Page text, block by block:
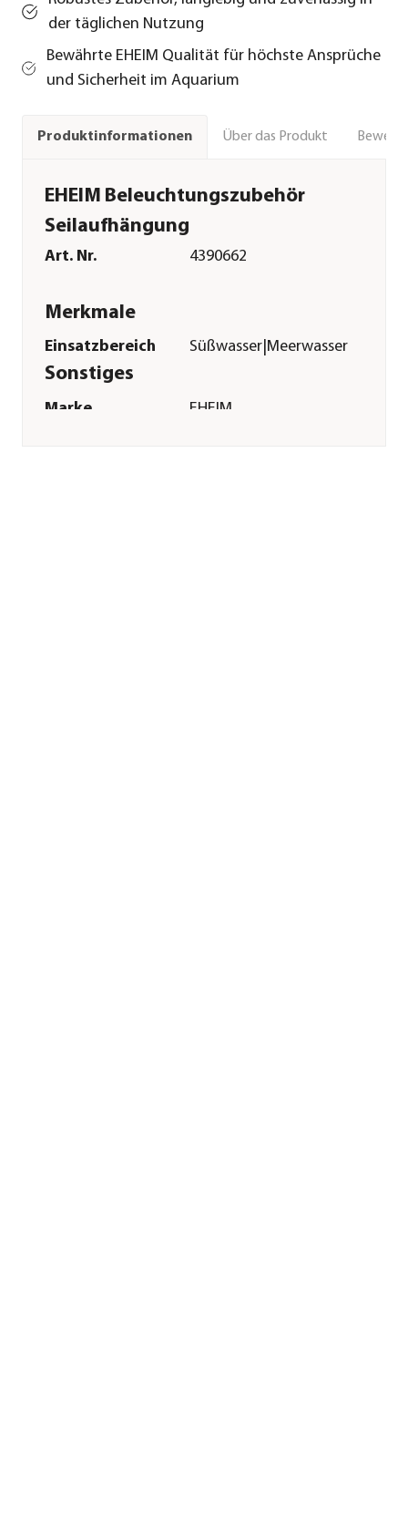
der täglichen Nutzung
Bewährte EHEIM Qualität für höchste Ansprüche
und Sicherheit im Aquarium
Produktinformationen Über das Produkt
EHEIM Beleuchtungszubehör
Seilaufhängung
Art. Nr. 4390662
Merkmale
Einsatzbereich Süßwasser|Meerwasser
Sonstiges
Marke EHEIM